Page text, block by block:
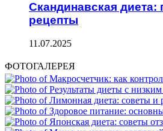
Скандинавская диета:
рецепты
11.07.2025
ФОТОГАЛЕРЕЯ